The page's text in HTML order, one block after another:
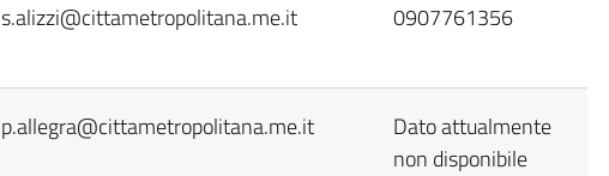
s.alizzi@cittametropolitana.me.it 0907761356
p.allegra@cittametropolitana.me.it
Dato attualmente
non disponibile